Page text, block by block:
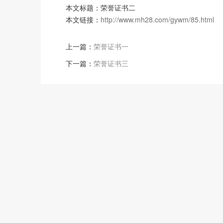
本文标题：荣誉证书二
本文链接： http://www.mh28.com/gywm/85.html
上一篇： 荣誉证书一
下一篇： 荣誉证书三